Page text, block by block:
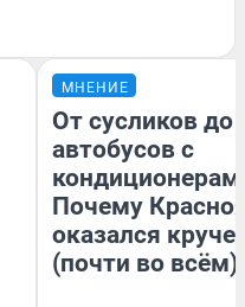
МНЕНИЕ
От сусликов до
автобусов с
Почему
оказался
(почти во всём)